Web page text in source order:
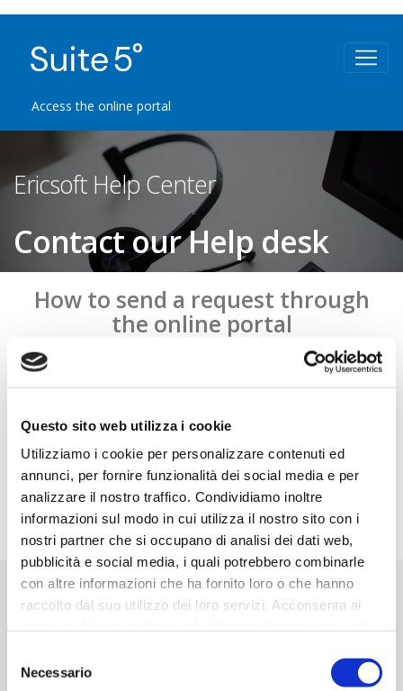
Questo sito web utilizza i cookie
Utilizziamo i cookie per personalizzare contenuti ed
annunci, per fornire funzionalità dei social media e per
analizzare il nostro traffico. Condividiamo inoltre
informazioni sul modo in cui utilizza il nostro sito con i
nostri partner che si occupano di analisi dei dati web,
pubblicità e social media, i quali potrebbero combinarle
con altre informazioni che ha fornito loro o che hanno
raccolto dal suo utilizzo dei loro servizi. Acconsenta ai
delNecessario
Access the online portal
Ericsoft Help Center
Contact our Help desk
How to send a request through
the online portal
How to register to Zucchetti.support
Read theguide
Read theguide
Go to Zucchetti.support
Useful links
Online manual
Remote support (Windows)